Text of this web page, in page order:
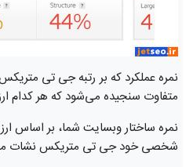
متفاوت سنجیده می‌شود که هر کدام
شخصی خود جی تی متریکس نشات